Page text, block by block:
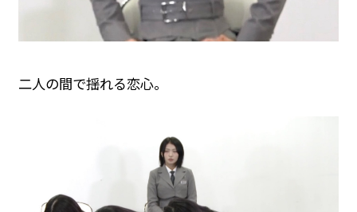
二人の間で揺れる恋心。